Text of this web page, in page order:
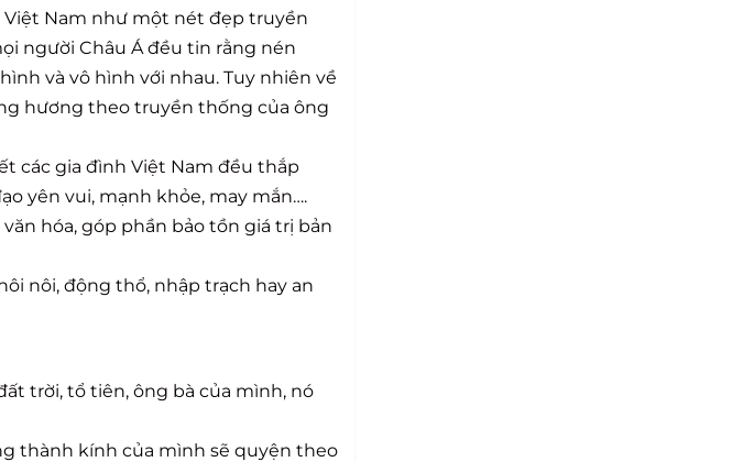
Việt Nam như một nét đẹp truyền
người Châu Á đều tin rằng nén
và vô hình với nhau. Tuy nhiên về
hương theo truyền thống của ông
các gia đình Việt Nam đều thắp
yên vui, mạnh khỏe, may mắn….
hóa, góp phần bảo tồn giá trị bản
nôi, động thổ, nhập trạch hay an
trời, tổ tiên, ông bà của mình, nó
thành kính của mình sẽ quyện theo